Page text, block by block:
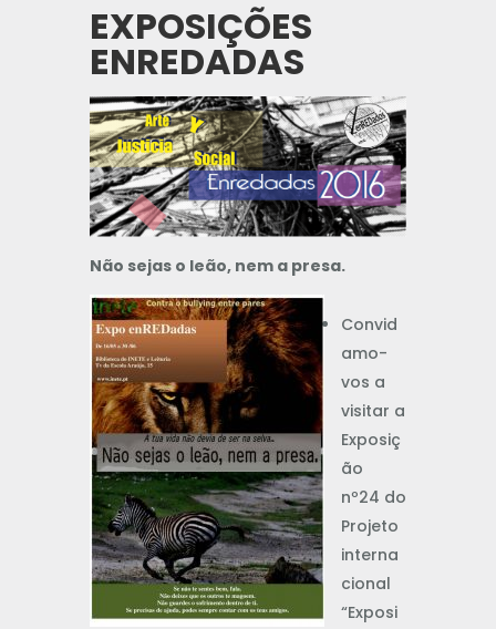
EXPOSIÇÕES
ENREDADAS
Não sejas o leão, nem a presa.
Convid
amo-
vos a
visitar a
Exposiç
ão
nº24 do
Projeto
interna
cional
“Exposi